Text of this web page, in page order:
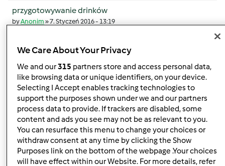
przygotowywanie drinków
byAnonim »7. Styczeń 2016 - 13:19
20. luty 2018 - 09:13
Temat zwyczajny
Wskazówki dla posiadaczy Thermomix
byMixi»15. Lipiec 2016 - 08:23
gabi49
We Care About Your Privacy
We and our315 partners store and access personal data,
like browsing data or unique identifiers, on your device.
Selecting I Accept enables tracking technologies to
support the purposes shown under we and our partners
process data to provide. If trackers are disabled, some
content and ads you see may not be as relevant to you.
You can resurface this menu to change your choices or
withdraw consent at any time by clicking the Show
Purposes link on the bottom of the webpage .Your choices
will have effect within our Website. For more details, refer